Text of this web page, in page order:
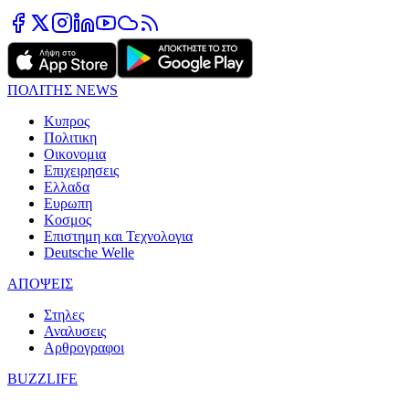
ΠΟΛΙΤΗΣ NEWS
Κυπρος
Πολιτικη
Οικονομια
Επιχειρησεις
Ελλαδα
Ευρωπη
Κοσμος
Επιστημη και Τεχνολογια
Deutsche Welle
ΑΠΟΨΕΙΣ
Στηλες
Αναλυσεις
Αρθρογραφοι
BUZZLIFE